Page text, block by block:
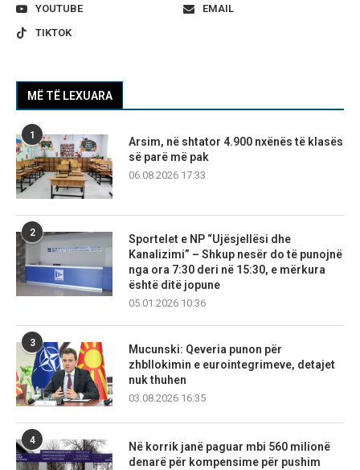
YOUTUBE
EMAIL
TIKTOK
MË TË LEXUARA
1
Arsim, në shtator 4.900 nxënës të klasës
së parë më pak
06.08.2026 17:33
2
Sportelet e NP “Ujësjellësi dhe
Kanalizimi” – Shkup nesër do të punojnë
nga ora 7:30 deri në 15:30, e mërkura
është ditë jopune
05.01.2026 10:36
3
Mucunski: Qeveria punon për
zhbllokimin e eurointegrimeve, detajet
nuk thuhen
03.08.2026 16:35
4
Në korrik janë paguar mbi 560 milionë
denarë për kompensime për pushim